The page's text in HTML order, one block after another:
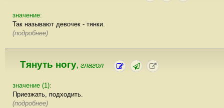
значение:
Так называют девочек - тянки.
(подробнее)
Тянуть ногу, глагол
значение (1):
Приезжать, подходить.
(подробнее)